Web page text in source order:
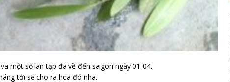
một số lan tạp đã về đến saigon ngày 01-04.
tới sẽ cho ra hoa đó nha.